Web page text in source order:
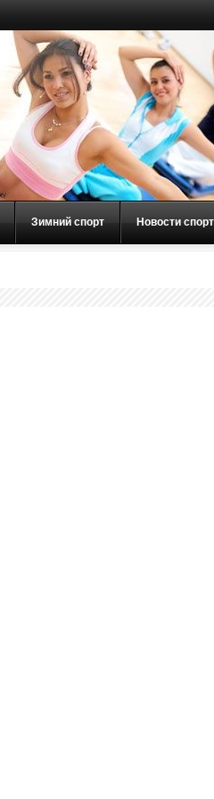
Зимний спорт Новости